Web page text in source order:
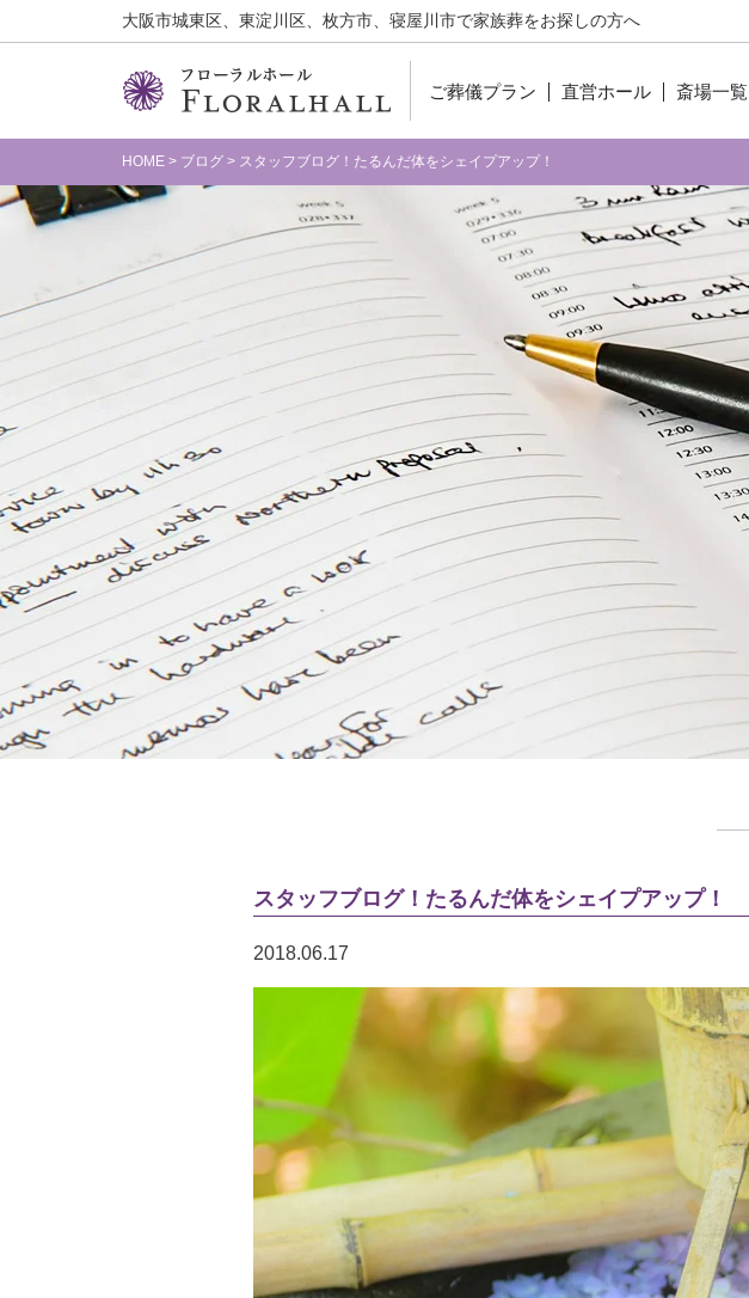
大阪市城東区、東淀川区、枚方市、寝屋川市で家族葬をお探しの方へ
ご葬儀プラン 直営ホール 斎場一覧
HOME > ブログ > スタッフブログ！たるんだ体をシェイプアップ！
スタッフブログ！たるんだ体をシェイプアップ！
2018.06.17